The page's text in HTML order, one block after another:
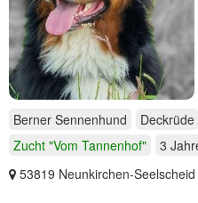
Berner Sennenhund Deckrüde
Zucht "Vom Tannenhof"
3
53819 Neunkirchen-Seelscheid